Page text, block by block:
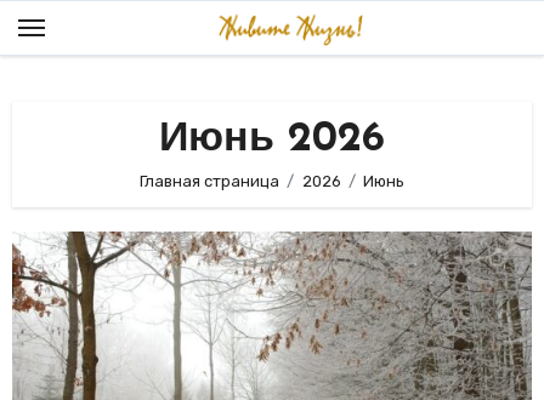
Перейти
к
Июнь 2026
Главная страница 2026 Июнь